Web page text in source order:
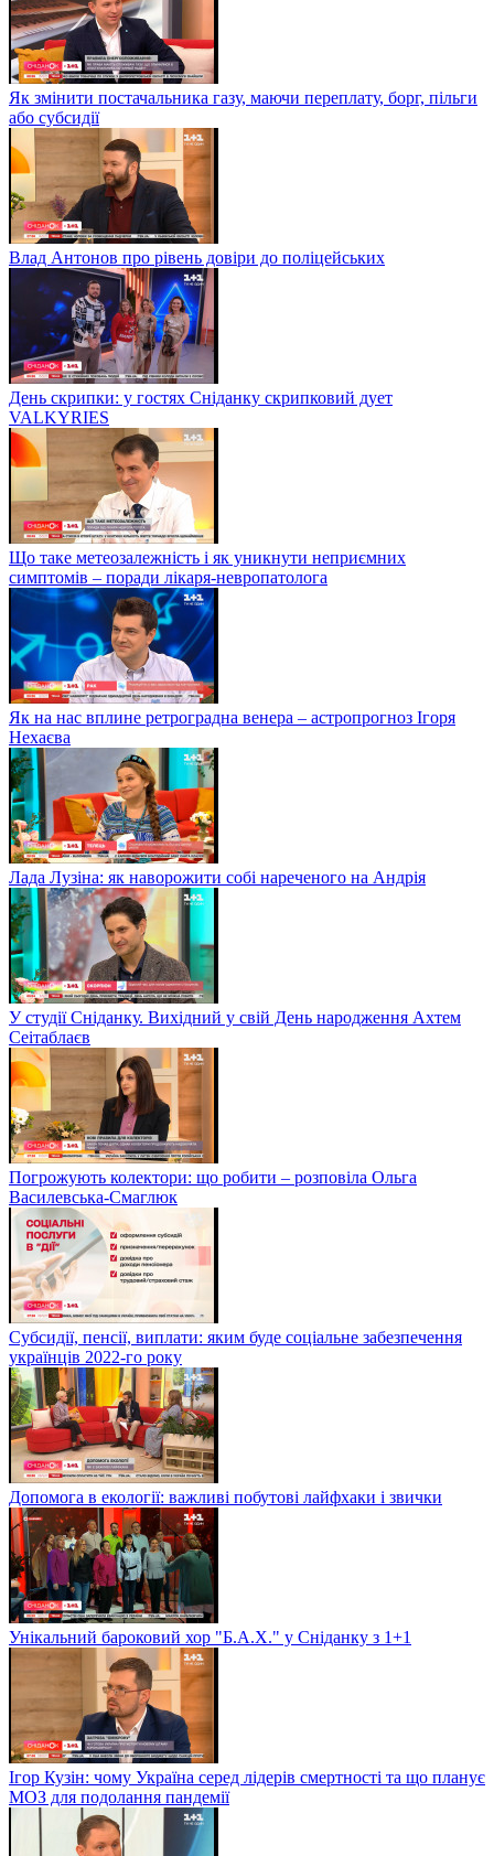
Як змінити постачальника газу, маючи переплату, борг, пільги
або субсидії
Влад Антонов про рівень довіри до поліцейських
День скрипки: у гостях Сніданку скрипковий дует
VALKYRIES
Що таке метеозалежність і як уникнути неприємних
симптомів – поради лікаря-невропатолога
Як на нас вплине ретроградна венера – астропрогноз Ігоря
Нехаєва
Лада Лузіна: як наворожити собі нареченого на Андрія
У студії Сніданку. Вихідний у свій День народження Ахтем
Сеітаблаєв
Погрожують колектори: що робити – розповіла Ольга
Василевська-Смаглюк
Субсидії, пенсії, виплати: яким буде соціальне забезпечення
українців 2022-го року
Допомога в екології: важливі побутові лайфхаки і звички
Унікальний бароковий хор "Б.А.Х." у Сніданку з 1+1
Ігор Кузін: чому Україна серед лідерів смертності та що планує
МОЗ для подолання пандемії